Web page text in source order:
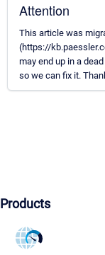
Attention
This article was
(https://
may end up in a
so we can fix it.
Products